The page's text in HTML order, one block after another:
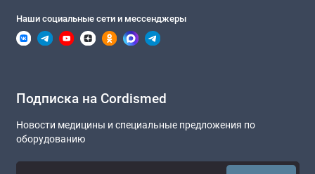
Наши социальные сети и мессенджеры
Подписка на Cordismed
Новости медицины и специальные предложения по
оборудованию